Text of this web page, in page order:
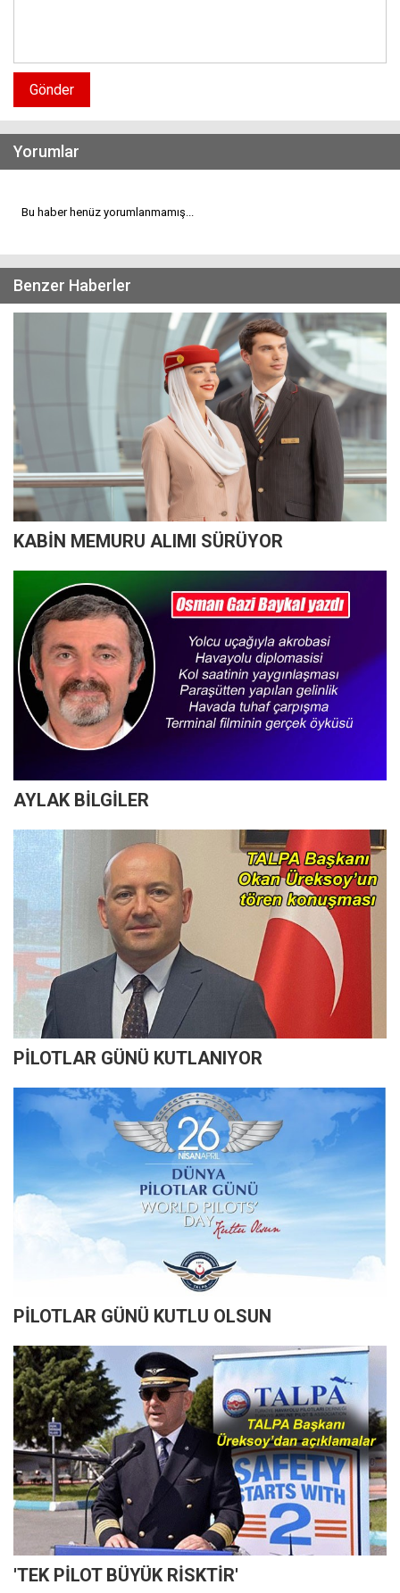
Gönder
Yorumlar
Bu haber henüz yorumlanmamış...
Benzer Haberler
KABİN MEMURU ALIMI SÜRÜYOR
AYLAK BİLGİLER
PİLOTLAR GÜNÜ KUTLANIYOR
PİLOTLAR GÜNÜ KUTLU OLSUN
'TEK PİLOT BÜYÜK RİSKTİR'